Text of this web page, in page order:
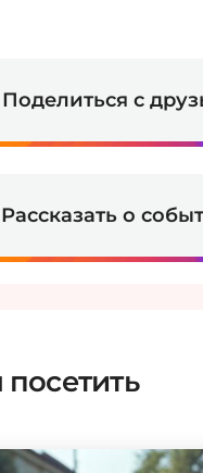
Поделиться с
Рассказать о